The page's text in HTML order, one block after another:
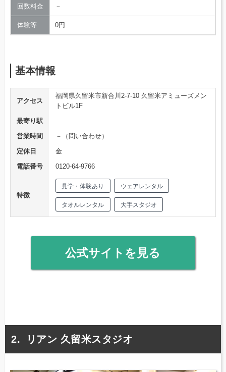
回数料金 －
体験等 0円
基本情報
アクセス
福岡県久留米市新合川2-7-10 久留米アミューズメン
トビル1F
最寄り駅
営業時間
－（問い合わせ）
定休日
金
電話番号
0120-64-9766
特徴
見学・体験あり ウェアレンタル
タオルレンタル 大手スタジオ
公式サイトを見る
リアン 久留米スタジオ